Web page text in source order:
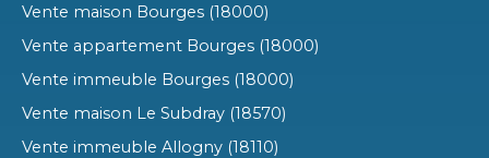
Vente maison Bourges (18000)
Vente appartement Bourges (18000)
Vente immeuble Bourges (18000)
Vente maison Le Subdray (18570)
Vente immeuble Allogny (18110)